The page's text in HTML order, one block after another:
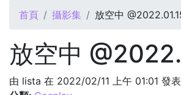
您在這裡
首頁 攝影集 放空中
放空中
由 lista 在 2022/02/11 上午 01:01 發表